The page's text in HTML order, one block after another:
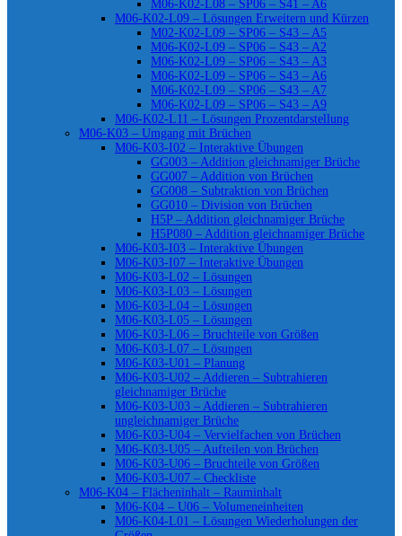
M06-K02-L08 – SP06 – S41 – A6
M06-K02-L09 – Lösungen Erweitern und Kürzen
M02-K02-L09 – SP06 – S43 – A5
M06-K02-L09 – SP06 – S43 – A2
M06-K02-L09 – SP06 – S43 – A3
M06-K02-L09 – SP06 – S43 – A6
M06-K02-L09 – SP06 – S43 – A7
M06-K02-L09 – SP06 – S43 – A9
M06-K02-L11 – Lösungen Prozentdarstellung
M06-K03 – Umgang mit Brüchen
M06-K03-I02 – Interaktive Übungen
GG003 – Addition gleichnamiger Brüche
GG007 – Addition von Brüchen
GG008 – Subtraktion von Brüchen
GG010 – Division von Brüchen
H5P – Addition gleichnamiger Brüche
H5P080 – Addition gleichnamiger Brüche
M06-K03-I03 – Interaktive Übungen
M06-K03-I07 – Interaktive Übungen
M06-K03-L02 – Lösungen
M06-K03-L03 – Lösungen
M06-K03-L04 – Lösungen
M06-K03-L05 – Lösungen
M06-K03-L06 – Bruchteile von Größen
M06-K03-L07 – Lösungen
M06-K03-U01 – Planung
M06-K03-U02 – Addieren – Subtrahieren
gleichnamiger Brüche
M06-K03-U03 – Addieren – Subtrahieren
ungleichnamiger Brüche
M06-K03-U04 – Vervielfachen von Brüchen
M06-K03-U05 – Aufteilen von Brüchen
M06-K03-U06 – Bruchteile von Größen
M06-K03-U07 – Checkliste
M06-K04 – Flächeninhalt – Rauminhalt
M06-K04 – U06 – Volumeneinheiten
M06-K04-L01 – Lösungen Wiederholungen der